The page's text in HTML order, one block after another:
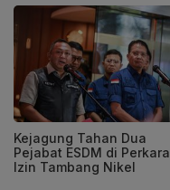
Kejagung Tahan Dua
Pejabat ESDM di Perkara
Izin Tambang Nikel